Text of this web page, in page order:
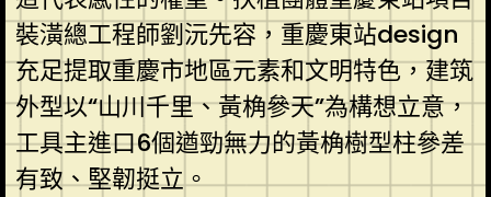
裝潢總工程師劉沅先容，重慶東站design
充足提取重慶市地區元素和文明特色，建筑
外型以“山川千里、黃桷參天”為構想立意，
工具主進口6個遒勁無力的黃桷樹型柱參差
有致、堅韌挺立。